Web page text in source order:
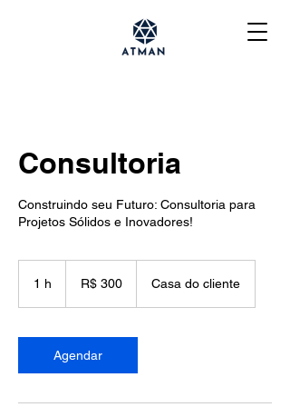
Consultoria
Construindo seu Futuro: Consultoria para
Projetos Sólidos e Inovadores!
1 h
brasileiros
R$ 300 Casa do cliente
Agendar